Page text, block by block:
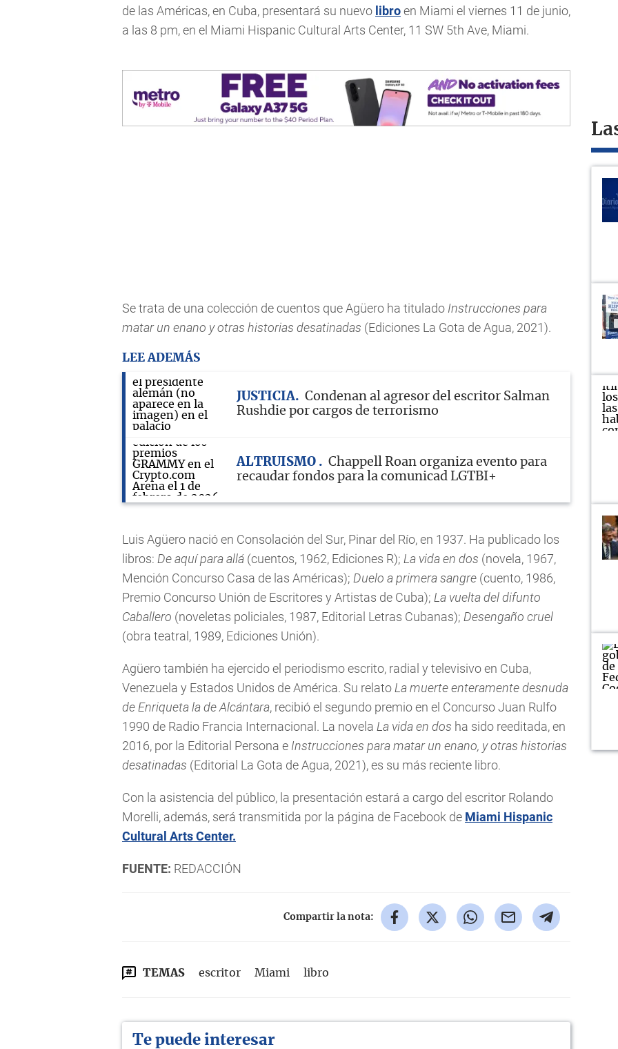
de las Américas, en Cuba, presentará su nuevo libroen Miami el viernes 11 de junio,
a las 8 pm, en el Miami Hispanic Cultural Arts Center, 11 SW 5th Ave, Miami.
Se trata de una colección de cuentos que Agüero ha titulado Instrucciones para
matar un enano y otras historias desatinadas (Ediciones La Gota de Agua, 2021).
LEE ADEMÁS
JUSTICIA
Condenan al agresor del escritor Salman
Rushdie por cargos de terrorismo
ALTRUISMO
Chappell Roan organiza evento para
recaudar fondos para la comunicad LGTBI+
Luis Agüero nació en Consolación del Sur, Pinar del Río, en 1937. Ha publicado los
libros: De aquí para allá (cuentos, 1962, Ediciones R); La vida en dos (novela, 1967,
Mención Concurso Casa de las Américas); Duelo a primera sangre (cuento, 1986,
Premio Concurso Unión de Escritores y Artistas de Cuba); La vuelta del difunto
Caballero (noveletas policiales, 1987, Editorial Letras Cubanas); Desengaño cruel
(obra teatral, 1989, Ediciones Unión).
Agüero también ha ejercido el periodismo escrito, radial y televisivo en Cuba,
Venezuela y Estados Unidos de América. Su relato La muerte enteramente desnuda
de Enriqueta la de Alcántara, recibió el segundo premio en el Concurso Juan Rulfo
1990 de Radio Francia Internacional. La novela La vida en dos ha sido reeditada, en
2016, por la Editorial Persona e Instrucciones para matar un enano, y otras historias
desatinadas (Editorial La Gota de Agua, 2021), es su más reciente libro.
Con la asistencia del público, la presentación estará a cargo del escritor Rolando
Morelli, además, será transmitida por la página de Facebook de Miami Hispanic
Cultural Arts Center.
FUENTE: REDACCIÓN
Compartir la nota:
TEMAS escritor Miami libro
Te puede interesar